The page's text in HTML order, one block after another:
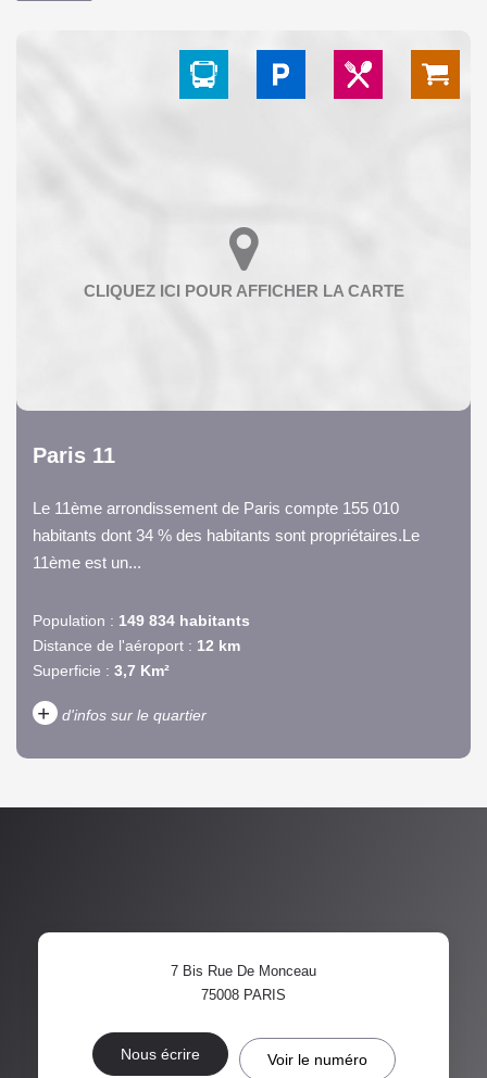
Paris 11
Le 11ème arrondissement de Paris compte 155 010
habitants dont 34 % des habitants sont propriétaires.Le
11ème est un...
Population : 149 834 habitants
Distance de l'aéroport : 12 km
Superficie : 3,7 Km²
+ d'infos sur le quartier
PART DES MÉNAGES SANS
VOITURE
DISTANCE DE L'AÉROPORT : SUPERFICIE :
7 Bis Rue De Monceau
75008 PARIS
Nous écrire Voir le numéro